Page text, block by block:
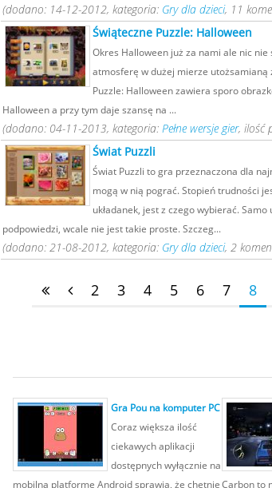
(dodano: 14-12-2012, kategoria: Gry dla dzieci, 11
Świąteczne Puzzle: Halloween
Okres Halloween już za nami ale nic
atmosferę w dużej mierze utożsamianą
Puzzle: Halloween zawiera sporo
Halloween a przy tym daje szansę na ...
(dodano: 04-11-2013, kategoria: Pełne wersje gier, ilość
Świat Puzzli
Świat Puzzli to gra przeznaczona dla
mogą w nią pograć. Stopień trudności
układanek, jest z czego wybierać. Samo
podpowiedzi, wcale nie jest takie proste. Szczeg...
(dodano: 21-08-2012, kategoria: Gry dla dzieci, 2
2 3 4 5 6 7 8
Gra Pou na komputer PC
Coraz większa ilość
ciekawych aplikacji
dostępnych wyłącznie na
mobilna platformę Android sprawia, że chętnieCarbon to